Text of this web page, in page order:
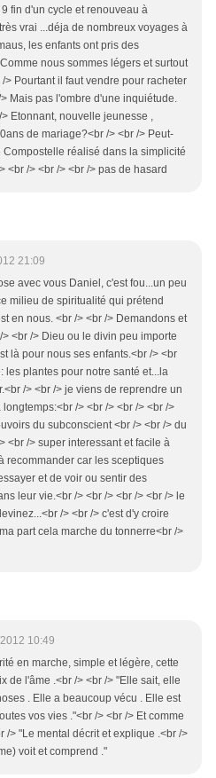
fin d'un cycle et renouveau à
vrai ...déja de nombreux voyages à
les enfants ont pris des
nous sommes légers et surtout
> Pourtant il faut vendre pour racheter
Mais pas l'ombre d'une inquiétude.
Etonnant, nouvelle jeunesse ,
de mariage?<br /> <br /> Peut-
Compostelle réalisé dans la simplicité
<br /> <br /> <br /> pas de hasard
21:09
avec vous Daniel, c'est fou...un peu
milieu de spiritualité qui prétend
en nous. <br /> <br /> Demandons et
<br /> Dieu ou le divin peu importe
là pour nous ses enfants.<br /> <br
les plantes pour notre santé et...la
/> <br /> je viens de reprendre un
/> <br /> <br /> <br />
du subconscient <br /> <br /> du
<br /> super interessant et facile à
recommander car les sceptiques
et de voir ou sentir des
leur vie.<br /> <br /> <br /> <br /> le
/> <br /> c'est d'y croire
part cela marche du tonnerre<br />
10:49
en marche, simple et légère, cette
de l'âme .<br /> <br /> "Elle sait, elle
. Elle a beaucoup vécu . Elle est
vos vies ."<br /> <br /> Et comme
/> "Le mental décrit et explique .<br />
voit et comprend ."